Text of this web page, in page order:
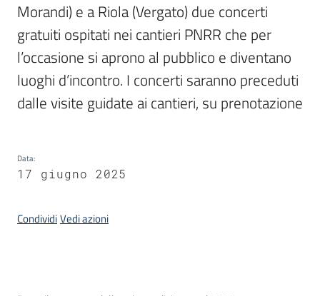
Bandi
Piani
Programmi
Progetti
Mediateca
Guglielmi
Morandi) e a Riola (Vergato) due concerti
gratuiti ospitati nei cantieri PNRR che per
l’occasione si aprono al pubblico e diventano
luoghi d’incontro. I concerti saranno preceduti
Data:
17 giugno 2025
CondividiVedi azioni